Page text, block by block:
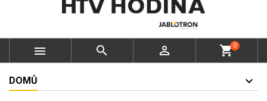
   shopping_cart0
DOMŮ